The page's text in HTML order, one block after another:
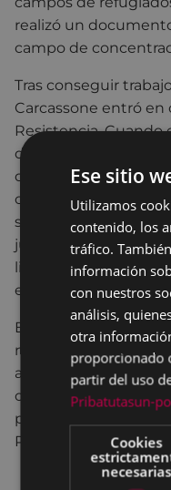
realizó un
campo de
Tras conseguir
Carcassone entró
Resistencia. Cuando
descubre, vuelve a
de sus negativos. El
conservado por una
se presenta ante las
juzgado por
libertad condicional,
entonces será la
En agosto de 1976
negativos que
autor a partir de 1977
casa de Premiá de
prensa le restituyó el
Premio Nacional de
Ese sitio
Utilizamos
contenido, los
tráfico.
información
con nuestros
análisis,
otra
proporcionado
partir del uso
Pribatutasun-
Cookies
necesarias